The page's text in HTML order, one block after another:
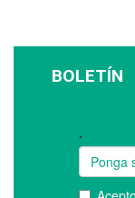
BOLETÍN